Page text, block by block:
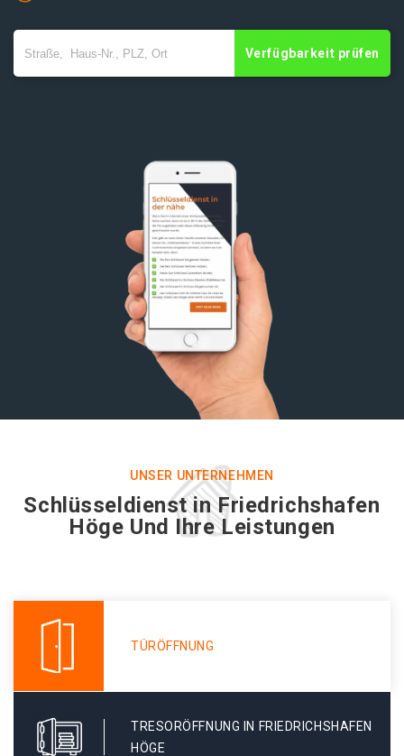
Verfügbarkeit prüfen
UNSER UNTERNEHMEN
Schlüsseldienst in Friedrichshafen
Höge Und Ihre Leistungen
TÜRÖFFNUNG
TRESORÖFFNUNG IN FRIEDRICHSHAFEN
HÖGE